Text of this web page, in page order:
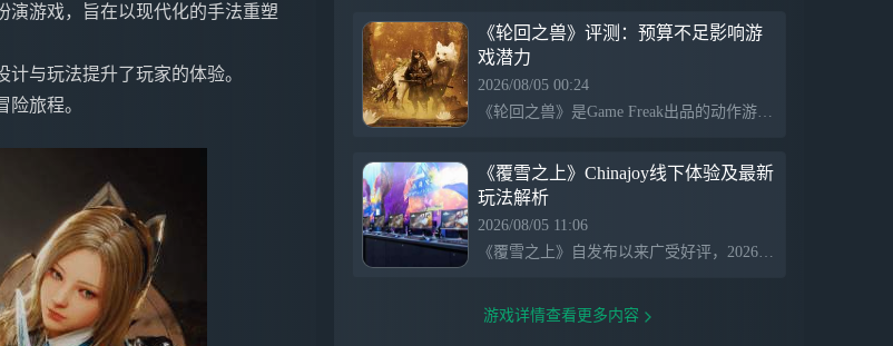
演游戏，旨在以现代化的手法重塑
与玩法提升了玩家的体验。
旅程。
《轮回之兽》评测：预算不足影响游
戏潜力
2026/08/05 00:24
《轮回之兽》是Game Freak出品的动作游戏，尽管获得了正面的评价，尤其是在剧情和战斗手感方面，但因敌人种类匮乏、boss复用、性能问题及曲目重复等缺陷，整体内容丰富度不足。这些问题显然受到了预算限制的影响，影响了游戏的潜力和玩家的体验。
《覆雪之上》Chinajoy线下体验及最新
玩法解析
2026/08/05 11:06
《覆雪之上》自发布以来广受好评，2026年chinajoy展会上，玩家能够现场试玩并与工作人员互动，积极反馈。游戏独特的手绘画风吸引了众多玩家，雪山路径规划与酒店经营的玩法相辅相成，提升了游戏的经营循环理解。开发团队自上线以来持续更新，共推出10次重要更新，优化性能、丰富玩法，致力于完善玩家体验，获得热烈反馈，并计划发布全新路线图。
游戏详情查看更多内容